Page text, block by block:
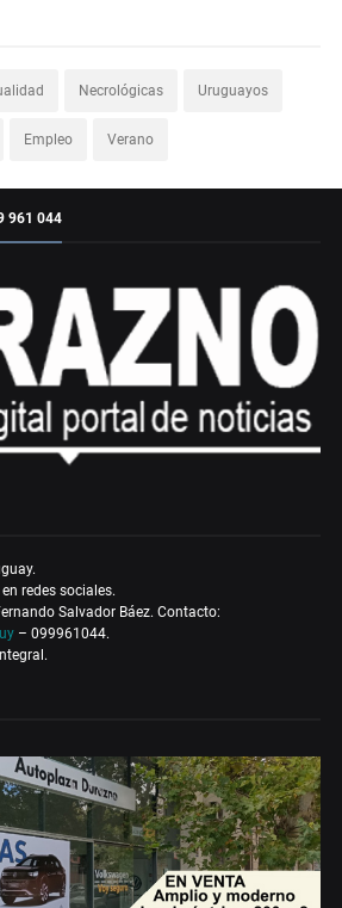
Necrológicas Uruguayos
Empleo Verano
961 044
redes sociales.
Salvador Báez. Contacto:
– 099961044.